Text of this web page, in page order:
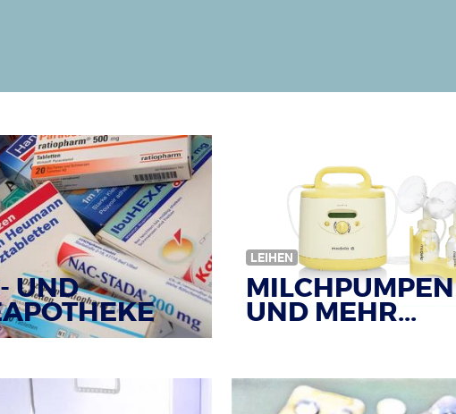
UND
LEIHEN
MILCHPUMPEN
UND MEHR...